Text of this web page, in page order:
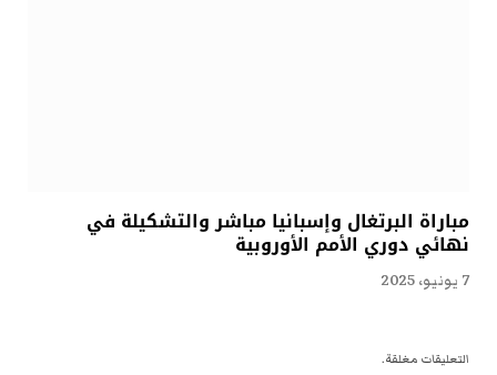
مباراة البرتغال وإسبانيا مباشر والتشكيلة في
نهائي دوري الأمم الأوروبية
7 يونيو، 2025
التعليقات مغلقة.